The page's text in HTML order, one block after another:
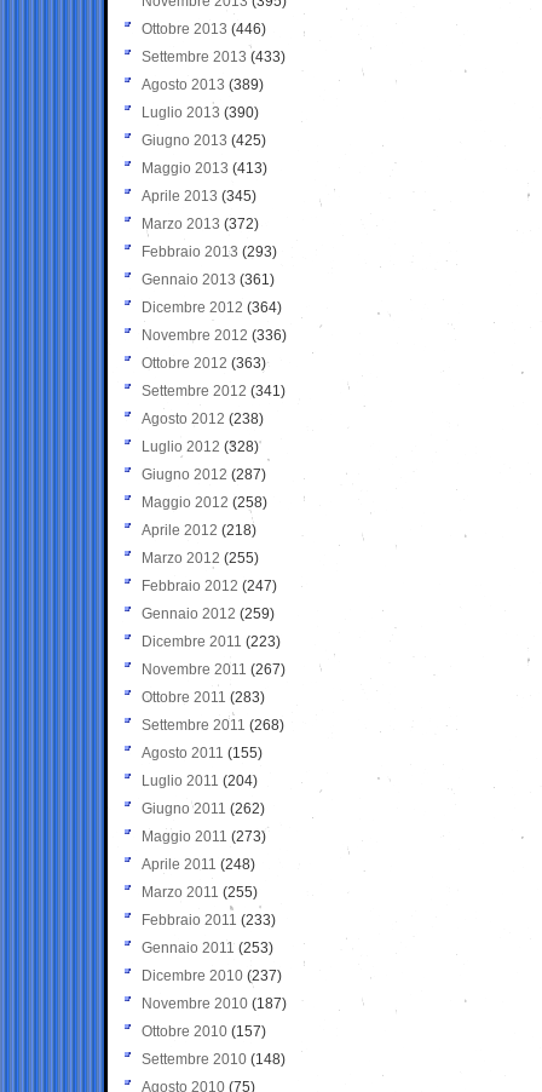
Ottobre 2013 (446)
Settembre 2013 (433)
Agosto 2013 (389)
Luglio 2013 (390)
Giugno 2013 (425)
Maggio 2013 (413)
Aprile 2013 (345)
Marzo 2013 (372)
Febbraio 2013 (293)
Gennaio 2013 (361)
Dicembre 2012 (364)
Novembre 2012 (336)
Ottobre 2012 (363)
Settembre 2012 (341)
Agosto 2012 (238)
Luglio 2012 (328)
Giugno 2012 (287)
Maggio 2012 (258)
Aprile 2012 (218)
Marzo 2012 (255)
Febbraio 2012 (247)
Gennaio 2012 (259)
Dicembre 2011 (223)
Novembre 2011 (267)
Ottobre 2011 (283)
Settembre 2011 (268)
Agosto 2011 (155)
Luglio 2011 (204)
Giugno 2011 (262)
Maggio 2011 (273)
Aprile 2011 (248)
Marzo 2011 (255)
Febbraio 2011 (233)
Gennaio 2011 (253)
Dicembre 2010 (237)
Novembre 2010 (187)
Ottobre 2010 (157)
Settembre 2010 (148)
Agosto 2010 (75)